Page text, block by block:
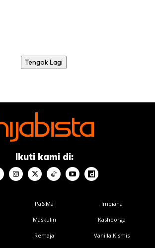
Tengok Lagi
Ikuti kami di:
Pa&Ma
Maskulin
Remaja
Impiana
Kashoorga
Vanilla Kismis